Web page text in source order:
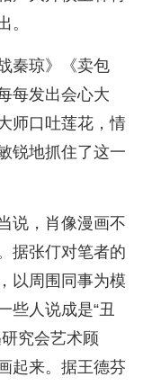
。
秦琼》《卖包
每发出会心大
师口吐莲花，情
锐地抓住了这一
说，肖像漫画不
据张仃对笔者的
以周围同事为模
些人说成是“丑
究会艺术顾
起来。据王德芬